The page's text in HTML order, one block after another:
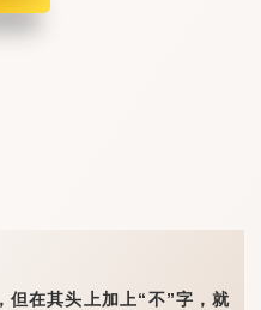
在其头上加上“不”字，就